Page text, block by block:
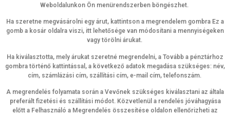
Weboldalunkon Ön menürendszerben böngészhet.
Ha szeretne megvásárolni egy árut, kattintson a megrendelem gombra Ez a
gomb a kosár oldalra viszi, itt lehetősége van módosítani a mennyiségeken
vagy törölni árukat.
Ha kiválasztotta, mely árukat szeretné megrendelni, a Tovább a pénztárhoz
gombra történő kattintással, a következő adatok megadása szükséges: név,
cím, számlázási cím, szállítási cím, e-mail cím, telefonszám.
A megrendelés folyamata során a Vevőnek szükséges kiválasztani az általa
preferált fizetési és szállítási módot. Közvetlenül a rendelés jóváhagyása
előtt a Felhasználó a Megrendelés összesítése oldalon ellenőrizheti az